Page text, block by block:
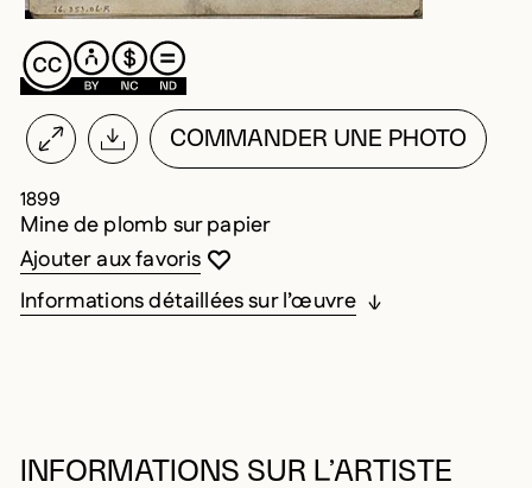
COMMANDER UNE PHOTO
1899
Mine de plomb sur papier
Vous devez être connecté pour ajouter
Fermer la modale
Ouvrir la modale
Ajouter aux favoris
Informations détaillées sur l’œuvre
INFORMATIONS SUR L’ARTISTE